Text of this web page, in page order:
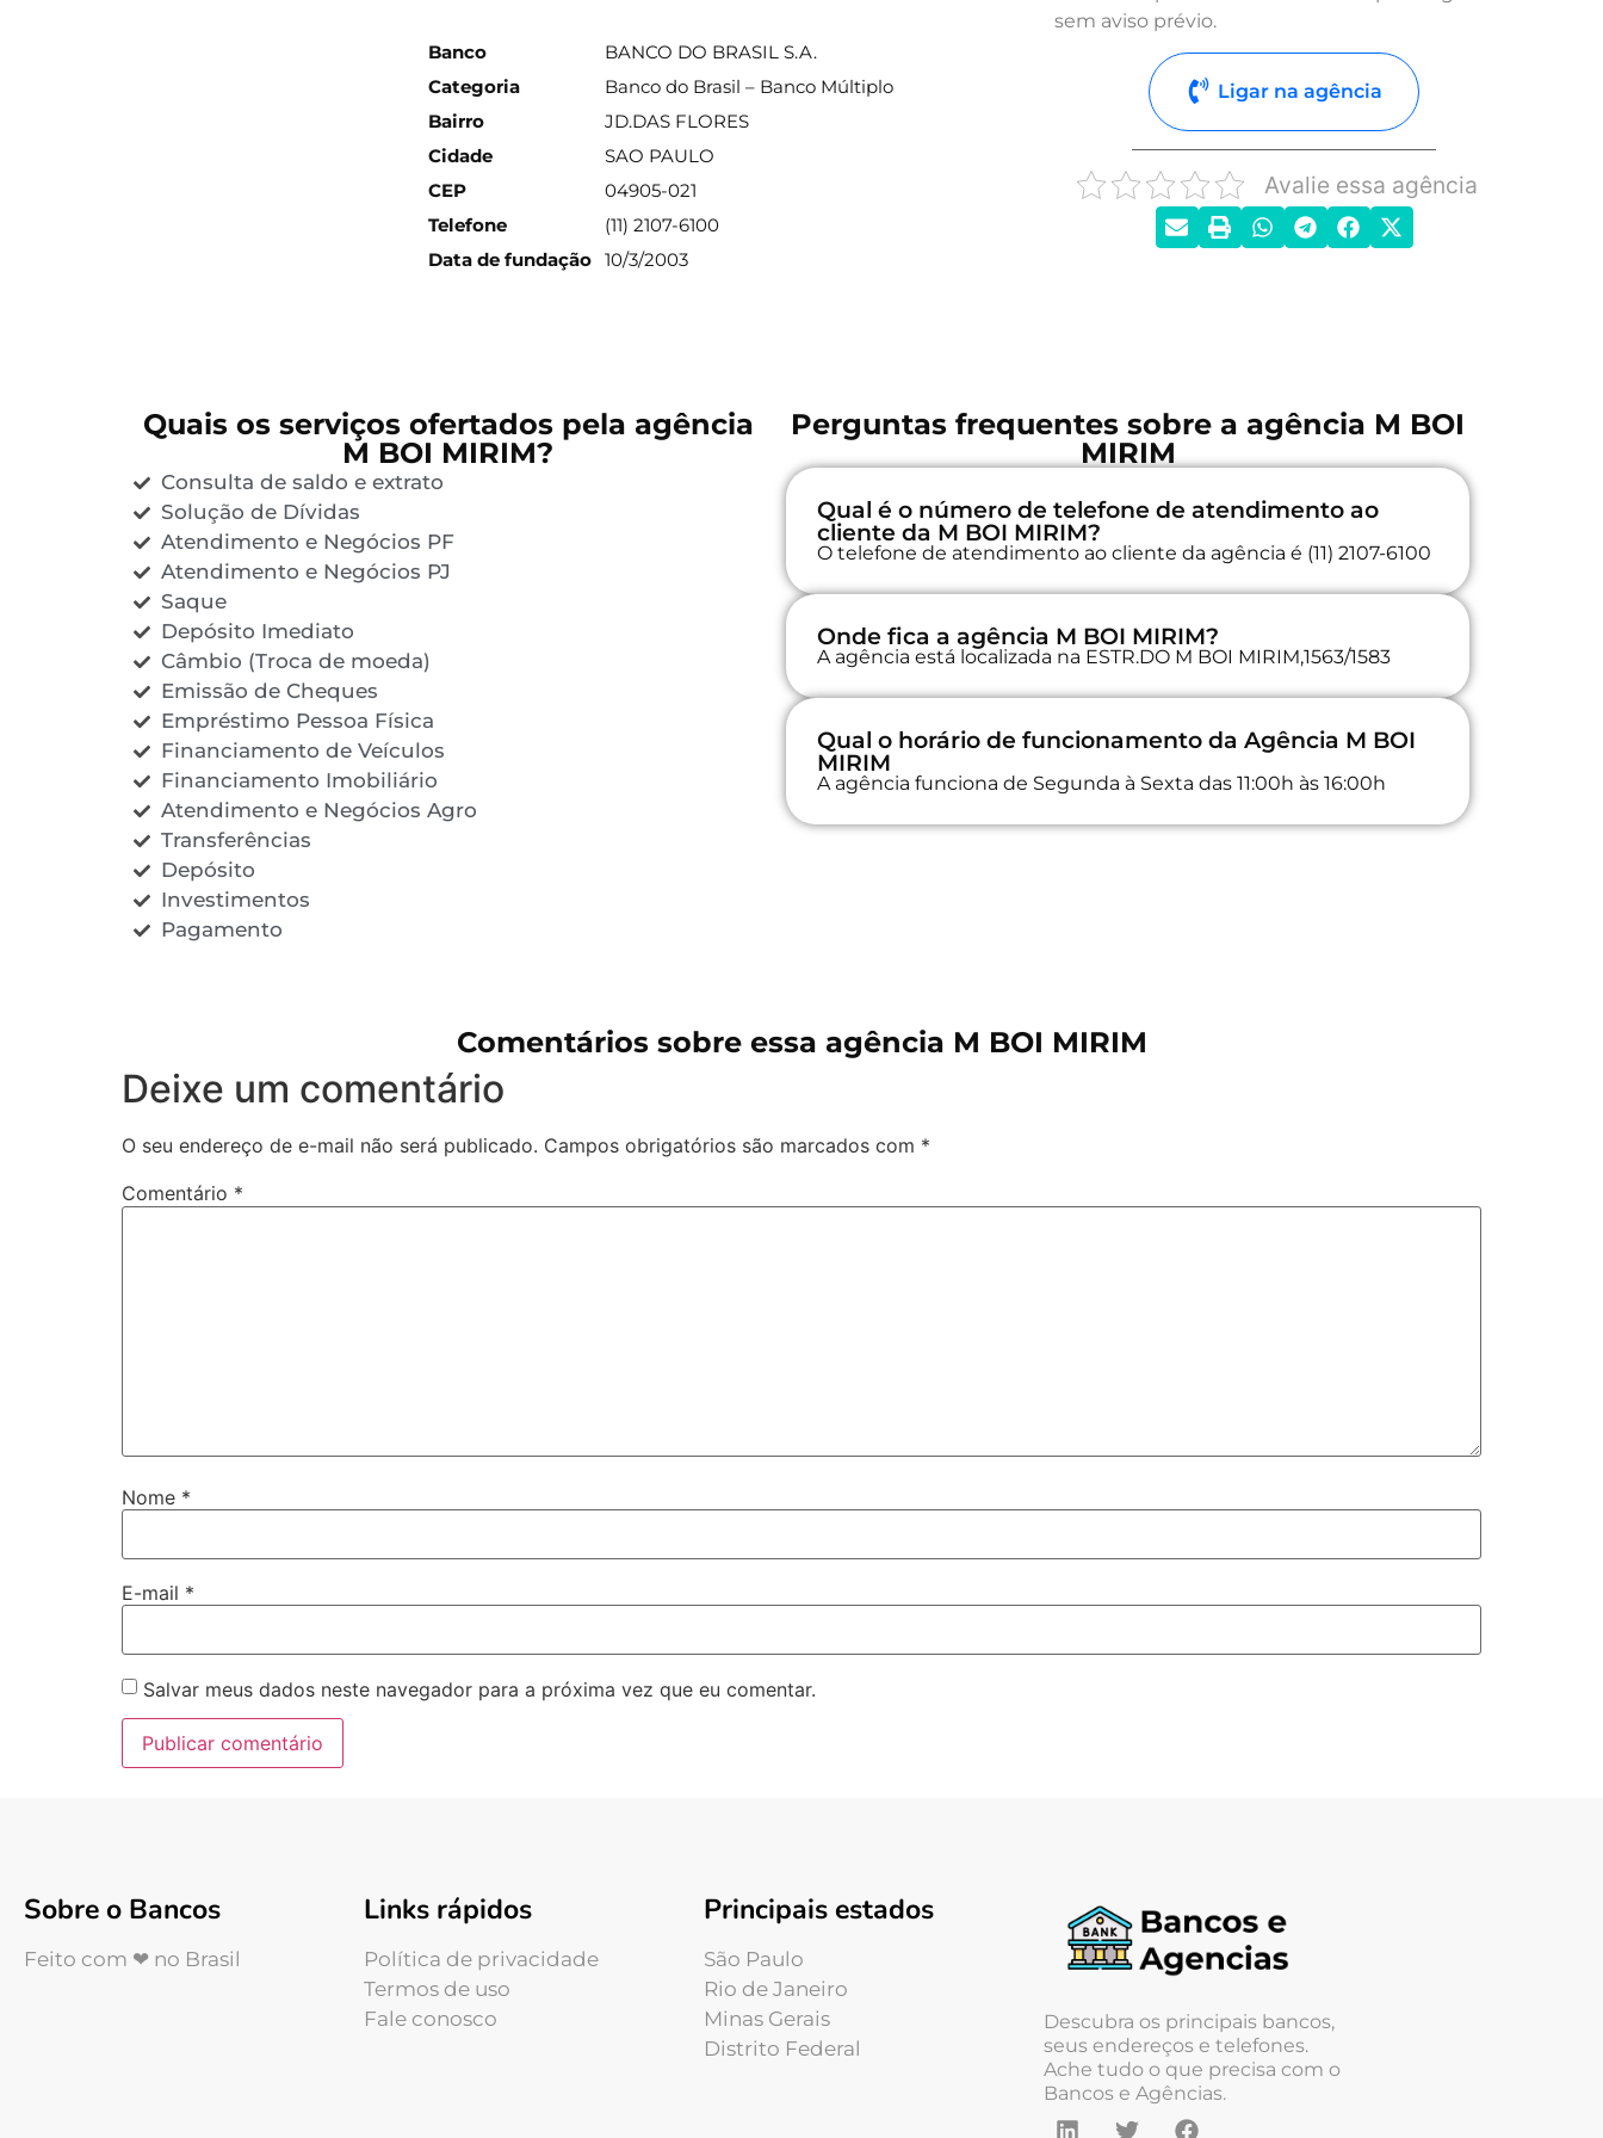
Banco
BANCO DO BRASIL S.A.
Categoria
Banco do Brasil – Banco Múltiplo
Bairro
JD.DAS FLORES
Cidade
SAO PAULO
CEP
04905-021
Telefone
(11) 2107-6100
Data de fundação 10/3/2003
sem aviso prévio.
Ligar na agência
Avalie essa agência
Quais os serviços ofertados pela agência
M BOI MIRIM?
Consulta de saldo e extrato
Solução de Dívidas
Atendimento e Negócios PF
Atendimento e Negócios PJ
Saque
Depósito Imediato
Câmbio (Troca de moeda)
Emissão de Cheques
Empréstimo Pessoa Física
Financiamento de Veículos
Financiamento Imobiliário
Atendimento e Negócios Agro
Transferências
Depósito
Investimentos
Pagamento
Perguntas frequentes sobre a agência M BOI
MIRIM
Qual é o número de telefone de atendimento ao
cliente da M BOI MIRIM?
O telefone de atendimento ao cliente da agência é (11) 2107-6100
Onde fica a agência M BOI MIRIM?
A agência está localizada na ESTR.DO M BOI MIRIM,1563/1583
Qual o horário de funcionamento da Agência M BOI
MIRIM
A agência funciona de Segunda à Sexta das 11:00h às 16:00h
Comentários sobre essa agência M BOI MIRIM
Deixe um comentário
O seu endereço de e-mail não será publicado. Campos obrigatórios são marcados com *
Comentário *
Nome *
E-mail *
Salvar meus dados neste navegador para a próxima vez que eu comentar.
Sobre o Bancos
Feito com ❤ no Brasil
Links rápidos
Política de privacidade
Termos de uso
Fale conosco
Principais estados
São Paulo
Rio de Janeiro
Minas Gerais
Distrito Federal
Descubra os principais bancos,
seus endereços e telefones.
Ache tudo o que precisa com o
Bancos e Agências.